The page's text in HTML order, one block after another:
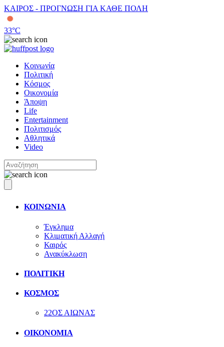
ΚΑΙΡΟΣ - ΠΡΟΓΝΩΣΗ ΓΙΑ ΚΑΘΕ ΠΟΛΗ
33°C
Κοινωνία
Πολιτική
Κόσμος
Οικονομία
Άποψη
Life
Entertainment
Πολιτισμός
Αθλητικά
Video
ΚΟΙΝΩΝΙΑ
Έγκλημα
Κλιματική Αλλαγή
Καιρός
Ανακύκλωση
ΠΟΛΙΤΙΚΗ
ΚΟΣΜΟΣ
22ΟΣ ΑΙΩΝΑΣ
ΟΙΚΟΝΟΜΙΑ